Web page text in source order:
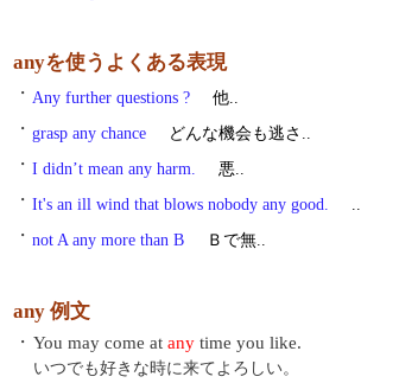
anyを使うよくある表現
・ Any further questions ?
他..
・ grasp any chance
どんな機会も逃さ..
・ I didn’t mean any harm.
悪..
・ It's an ill wind that blows nobody any good.
..
・ not A any more than B Ｂで無..
any 例文
・ You may come at any time you like.
いつでも好きな時に来てよろしい。